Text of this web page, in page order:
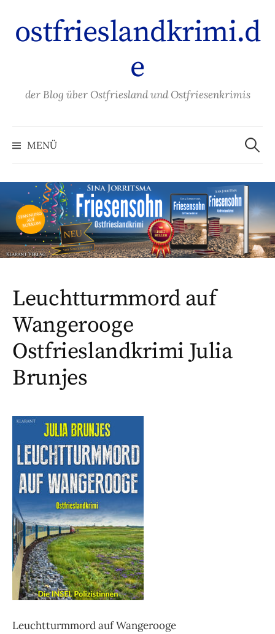
Inhalt
überspringen
ostfrieslandkrimi.d
e
der Blog über Ostfriesland und Ostfriesenkrimis
MENÜ
Suchen
nach:
Leuchtturmmord auf
Wangerooge
Ostfrieslandkrimi Julia
Brunjes
Leuchtturmmord auf Wangerooge